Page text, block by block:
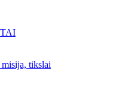
tikslai